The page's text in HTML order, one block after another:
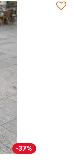
37%